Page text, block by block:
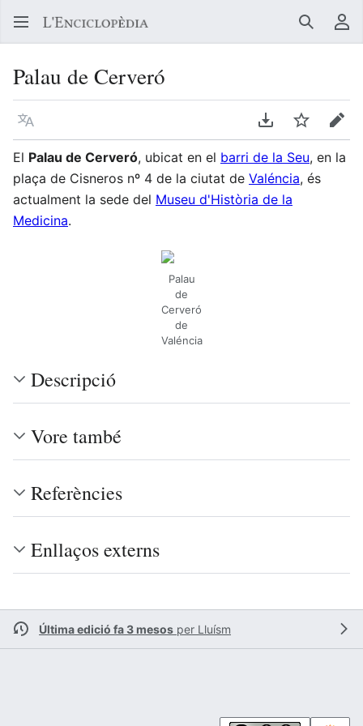
Buscar
Palau de Cerveró
Llegir en un atre idioma Descarregar en
Vigilar
El Palau de Cerveró, ubicat en el barri de la Seu, en la
plaça de Cisneros nº 4 de la ciutat de Valéncia, és
actualment la sede del Museu d'Història de la
Medicina.
Palau
de
Cerveró
de
Valéncia
Descripció
Vore també
Referències
Enllaços externs
Última edició fa 3 mesos per Lluísm